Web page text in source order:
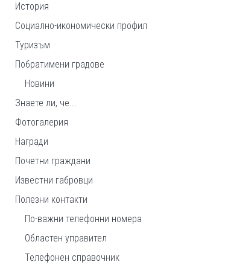
История
Социално-икономически профил
Туризъм
Побратимени градове
Новини
Знаете ли, че...
Фотогалерия
Награди
Почетни граждани
Известни габровци
Полезни контакти
По-важни телефонни номера
Областен управител
Телефонен справочник